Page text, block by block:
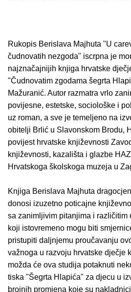
Rukopis Berislava Majhuta "U
čudnovatih nezgoda" iscrpna je
najznačajnijih knjiga hrvatske
"Čudnovatim zgodama šegrta
Mažuranić. Autor razmatra vrlo
povijesne, estetske, sociološke i
uz roman, a sve je temeljeno na
obitelji Brlić u Slavonskom Brodu,
povijest hrvatske književnosti
književnosti, kazališta i glazbe
Hrvatskoga školskoga muzeja u
Knjiga Berislava Majhuta
donosi izuzetno poticajne
sa zanimljivim pitanjima i različitim
koji istovremeno mogu biti
pristupiti daljnjemu proučavanju
važnoga u razvoju hrvatske dječje
možda će ova studija potaknuti
tiska "Šegrta Hlapića" za djecu u
brojnih promjena koje su